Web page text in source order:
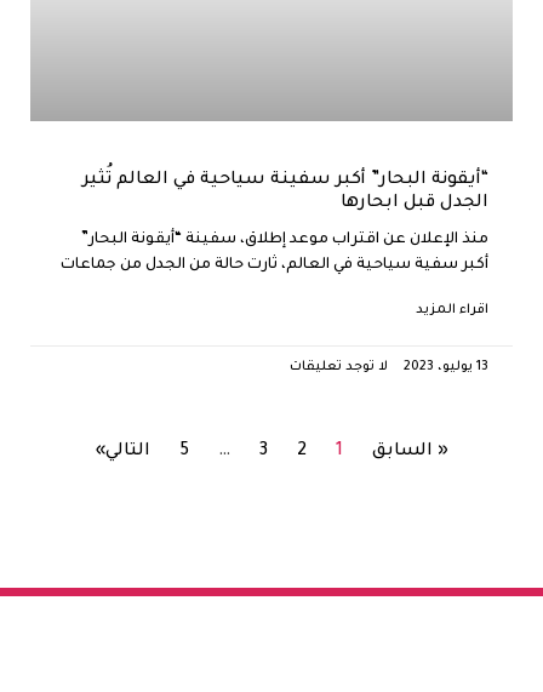
“أيقونة البحار” أكبر سفينة سياحية في العالم تُثير
الجدل قبل ابحارها
منذ الإعلان عن اقتراب موعد إطلاق، سفينة “أيقونة البحار”
أكبر سفية سياحية في العالم، ثارت حالة من الجدل من جماعات
اقراء المزيد
13 يوليو، 2023 لا توجد تعليقات
« السابق 1
2
3
…
5 التالي»